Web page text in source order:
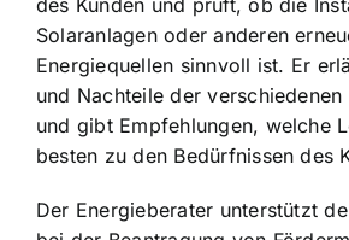
des Kunden und prüft, ob die
Solaranlagen oder anderen
Energiequellen sinnvoll ist. Er
und Nachteile der verschiedenen
und gibt Empfehlungen, welche
besten zu den Bedürfnissen des
Der Energieberater unterstützt